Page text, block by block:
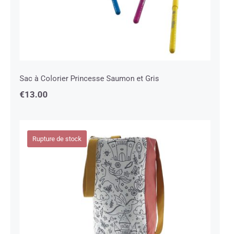
Sac à Colorier Princesse Saumon et Gris
€13.00
Rupture de stock